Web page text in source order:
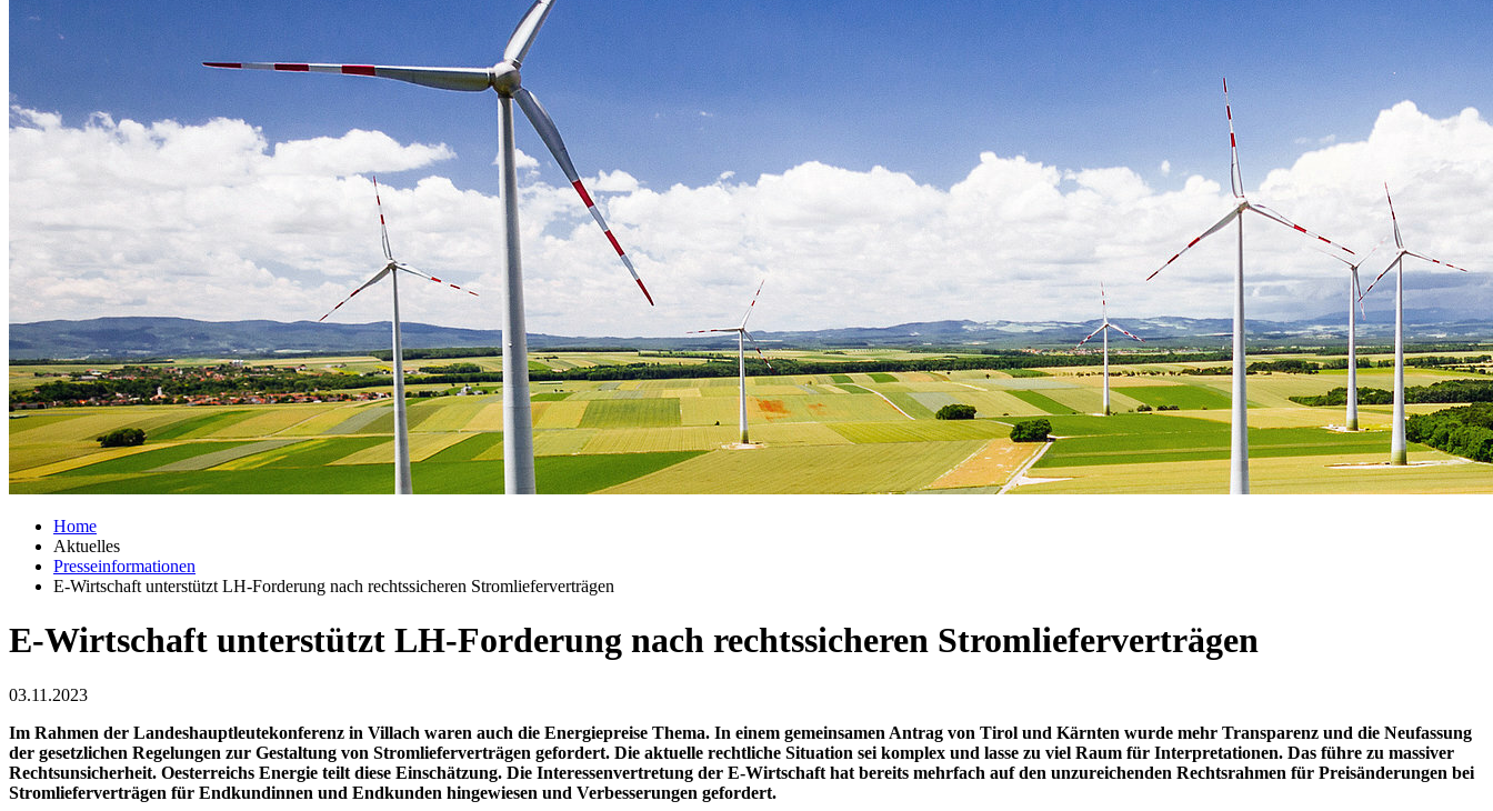
Home
Aktuelles
Presseinformationen
E-Wirtschaft unterstützt LH-Forderung nach rechtssicheren Stromlieferverträgen
E-Wirtschaft unterstützt LH-Forderung nach rechtssicheren Stromlieferverträgen
03.11.2023
Im Rahmen der Landeshauptleutekonferenz in Villach waren auch die Energiepreise Thema. In einem gemeinsamen Antrag von Tirol und Kärnten wurde mehr Transparenz und die Neufassung
der gesetzlichen Regelungen zur Gestaltung von Stromlieferverträgen gefordert. Die aktuelle rechtliche Situation sei komplex und lasse zu viel Raum für Interpretationen. Das führe zu massiver
Rechtsunsicherheit. Oesterreichs Energie teilt diese Einschätzung. Die Interessenvertretung der E-Wirtschaft hat bereits mehrfach auf den unzureichenden Rechtsrahmen für Preisänderungen bei
Stromlieferverträgen für Endkundinnen und Endkunden hingewiesen und Verbesserungen gefordert.